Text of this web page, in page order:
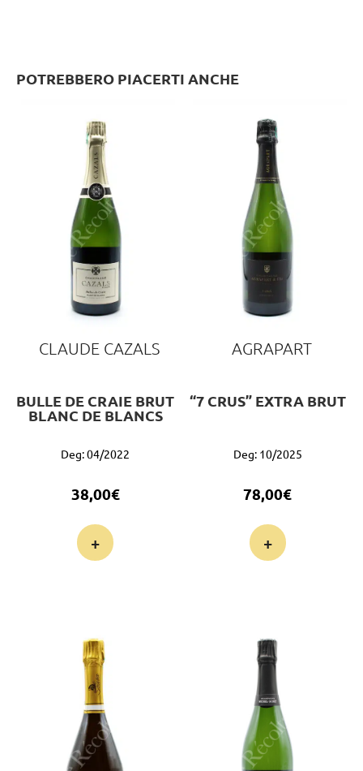
POTREBBERO PIACERTI ANCHE
CLAUDE CAZALS
BULLE DE CRAIE BRUT
BLANC DE BLANCS
Deg: 04/2022
38,00€
+
AGRAPART
“7 CRUS” EXTRA BRUT
Deg: 10/2025
78,00€
+